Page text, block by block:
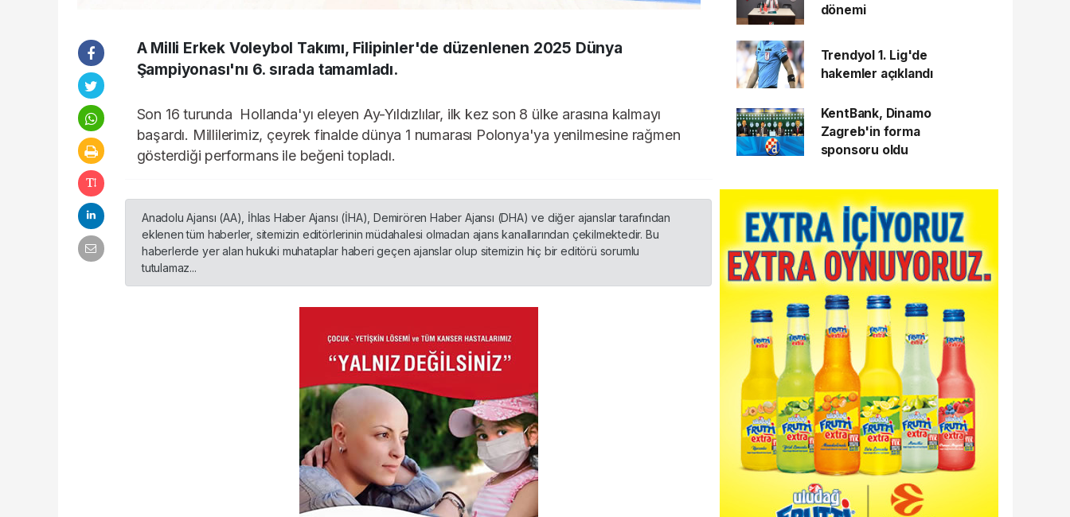
A Milli Erkek Voleybol Takımı, Filipinler'de düzenlenen 2025 Dünya
Şampiyonası'nı 6. sırada tamamladı.
Son 16 turunda Hollanda'yı eleyen Ay-Yıldızlılar, ilk kez son 8 ülke arasına kalmayı
başardı. Millilerimiz, çeyrek finalde dünya 1 numarası Polonya'ya yenilmesine rağmen
gösterdiği performans ile beğeni topladı.
Anadolu Ajansı (AA), İhlas Haber Ajansı (İHA), Demirören Haber Ajansı (DHA) ve diğer ajanslar tarafından
eklenen tüm haberler, sitemizin editörlerinin müdahalesi olmadan ajans kanallarından çekilmektedir. Bu
haberlerde yer alan hukuki muhataplar haberi geçen ajanslar olup sitemizin hiç bir editörü sorumlu
tutulamaz...
dönemi
Trendyol 1. Lig'de
hakemler açıklandı
KentBank, Dinamo
Zagreb'in forma
sponsoru oldu